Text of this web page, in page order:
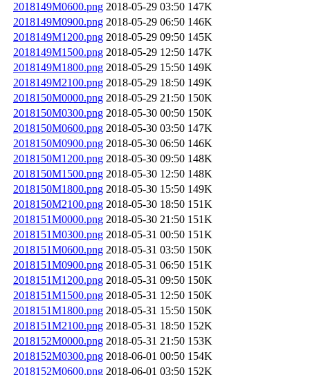
2018149M0600.png 2018-05-29 03:50 147K
2018149M0900.png 2018-05-29 06:50 146K
2018149M1200.png 2018-05-29 09:50 145K
2018149M1500.png 2018-05-29 12:50 147K
2018149M1800.png 2018-05-29 15:50 149K
2018149M2100.png 2018-05-29 18:50 149K
2018150M0000.png 2018-05-29 21:50 150K
2018150M0300.png 2018-05-30 00:50 150K
2018150M0600.png 2018-05-30 03:50 147K
2018150M0900.png 2018-05-30 06:50 146K
2018150M1200.png 2018-05-30 09:50 148K
2018150M1500.png 2018-05-30 12:50 148K
2018150M1800.png 2018-05-30 15:50 149K
2018150M2100.png 2018-05-30 18:50 151K
2018151M0000.png 2018-05-30 21:50 151K
2018151M0300.png 2018-05-31 00:50 151K
2018151M0600.png 2018-05-31 03:50 150K
2018151M0900.png 2018-05-31 06:50 151K
2018151M1200.png 2018-05-31 09:50 150K
2018151M1500.png 2018-05-31 12:50 150K
2018151M1800.png 2018-05-31 15:50 150K
2018151M2100.png 2018-05-31 18:50 152K
2018152M0000.png 2018-05-31 21:50 153K
2018152M0300.png 2018-06-01 00:50 154K
2018152M0600.png 2018-06-01 03:50 152K